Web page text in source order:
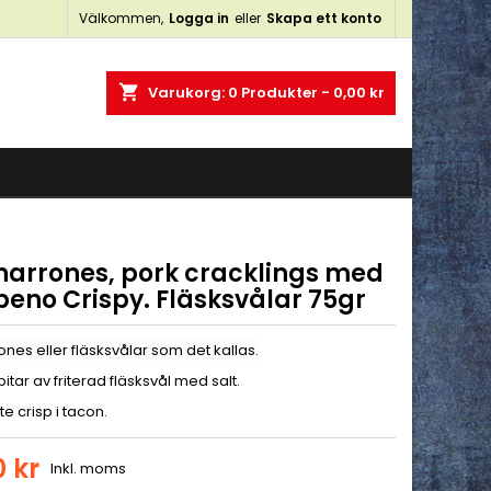
Välkommen, Logga in eller Skapa ett konto
shopping_cart Varukorg: 0 Produkter - 0,00 kr
pork cracklings med
Crispy. Fläsksvålar 75gr
eller fläsksvålar som det kallas.
av friterad fläsksvål med salt.
crisp i tacon.
kr Inkl. moms